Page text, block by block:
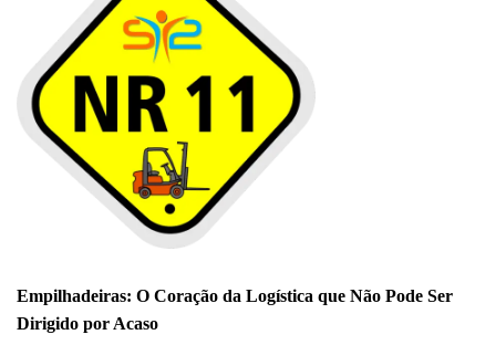
PROFISSIONAIS
DE
TELECOM
Empilhadeiras: O Coração da Logística que Não Pode Ser
Dirigido por Acaso